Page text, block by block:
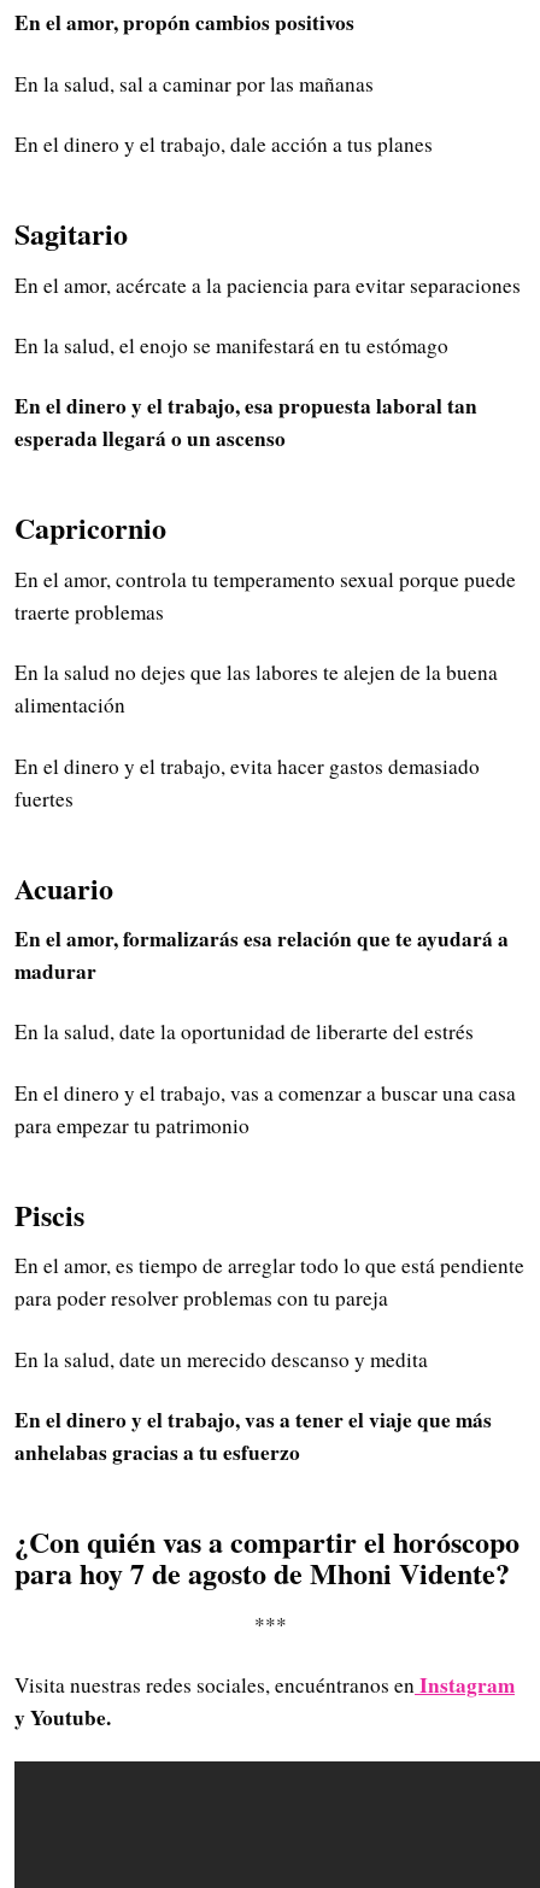
En el amor, propón cambios positivos
En la salud, sal a caminar por las mañanas
En el dinero y el trabajo, dale acción a tus planes
Sagitario
En el amor, acércate a la paciencia para evitar separaciones
En la salud, el enojo se manifestará en tu estómago
En el dinero y el trabajo, esa propuesta laboral tan
esperada llegará o un ascenso
Capricornio
En el amor, controla tu temperamento sexual porque puede
traerte problemas
En la salud no dejes que las labores te alejen de la buena
alimentación
En el dinero y el trabajo, evita hacer gastos demasiado
fuertes
Acuario
En el amor, formalizarás esa relación que te ayudará a
madurar
En la salud, date la oportunidad de liberarte del estrés
En el dinero y el trabajo, vas a comenzar a buscar una casa
para empezar tu patrimonio
Piscis
En el amor, es tiempo de arreglar todo lo que está pendiente
para poder resolver problemas con tu pareja
En la salud, date un merecido descanso y medita
En el dinero y el trabajo, vas a tener el viaje que más
anhelabas gracias a tu esfuerzo
¿Con quién vas a compartir el horóscopo
para hoy 7 de agosto de Mhoni Vidente?
***
Visita nuestras redes sociales, encuéntranos enInstagram
y Youtube.